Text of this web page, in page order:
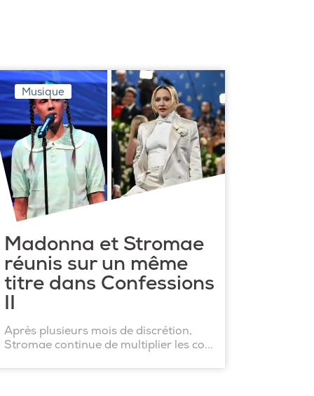
Musique
Madonna et Stromae
réunis sur un même
titre dans Confessions
II
Après plusieurs mois de discrétion,
Stromae continue de multiplier les co...